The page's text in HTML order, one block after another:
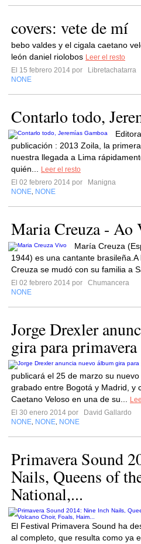
covers: vete de mí
bebo valdes y el cigala caetano
león daniel riolobos Leer el resto
El 15 febrero 2014 por
Libretachatarra
NONE
Contarlo todo,
publicación : 2013 Zoila, la
nuestra llegada a Lima
quién...
Leer el resto
El 02 febrero 2014 por
Manigna
NONE NONE
Maria Creuza - Ao
María Creuza
1944) es una cantante
Creuza se mudó con su familia a
El 02 febrero 2014 por
Chumancera
NONE
Jorge Drexler
gira para primavera
publicará el 25 de marzo su
grabado entre Bogotá y Madrid, y
Caetano Veloso en una de su...
El 30 enero 2014 por
David Gallardo
NONE NONE NONE
Primavera Sound
Nails, Queens of
National,...
El Festival Primavera Sound ha
al completo, que resulta como ya